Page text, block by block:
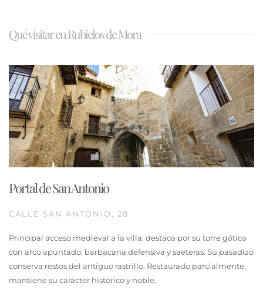
Qué visitar en Rubielos de Mora
Portal de San Antonio
CALLE SAN ANTONIO, 28
Principal acceso medieval a la villa, destaca por su torre gótica
con arco apuntado, barbacana defensiva y saeteras. Su pasadizo
conserva restos del antiguo rastrillo. Restaurado parcialmente,
mantiene su carácter histórico y noble.